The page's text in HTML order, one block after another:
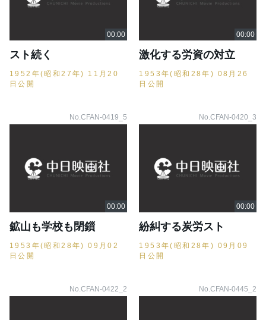
スト続く
1952年(昭和27年) 11月20
日公開
激化する労資の対立
1953年(昭和28年) 08月26
日公開
No.CFAN-0419_5
鉱山も学校も閉鎻
1953年(昭和28年) 09月02
日公開
No.CFAN-0420_3
紛糾する炭労スト
1953年(昭和28年) 09月09
日公開
No.CFAN-0422_2 No.CFAN-0445_2